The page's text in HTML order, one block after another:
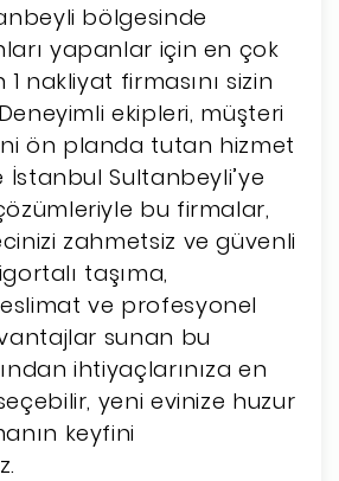
bölgesinde
yapanlar için en çok
nakliyat firmasını sizin
ekipleri, müşteri
ön planda tutan hizmet
İstanbul Sultanbeyli’ye
bu firmalar,
zahmetsiz ve güvenli
taşıma,
ve profesyonel
sunan bu
ihtiyaçlarınıza en
yeni evinize huzur
keyfini